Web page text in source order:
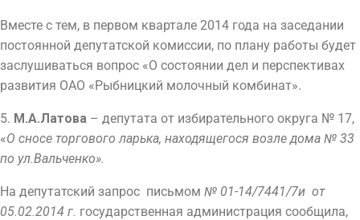
Вместе с тем, в первом квартале 2014 года на заседании
постоянной депутатской комиссии, по плану работы будет
заслушиваться вопрос «О состоянии дел и перспективах
развития ОАО «Рыбницкий молочный комбинат».
5. М.А.Латова – депутата от избирательного округа № 17,
«О сносе торгового ларька, находящегося возле дома № 33
по ул.Вальченко».
На депутатский запрос письмом № 01-14/7441/7и от
05.02.2014 г. государственная администрация сообщила,